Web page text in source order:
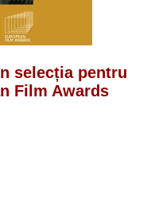
selecția pentru
Film Awards